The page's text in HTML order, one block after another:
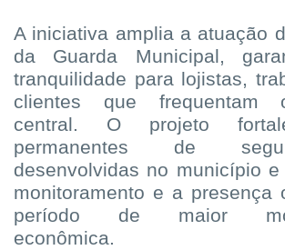
A iniciativa amplia a atuação
da Guarda Municipal,
tranquilidade para lojistas,
clientes que frequentam
central. O projeto
permanentes de
desenvolvidas no município
monitoramento e a presença
período de maior
econômica.